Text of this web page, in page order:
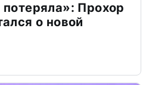
Прохор
о новой